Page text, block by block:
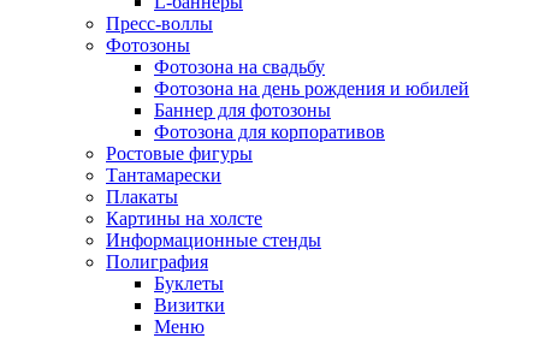
Пресс-воллы
Фотозоны
Фотозона на свадьбу
Фотозона на день рождения и юбилей
Баннер для фотозоны
Фотозона для корпоративов
Ростовые фигуры
Тантамарески
Плакаты
Картины на холсте
Информационные стенды
Полиграфия
Буклеты
Визитки
Меню